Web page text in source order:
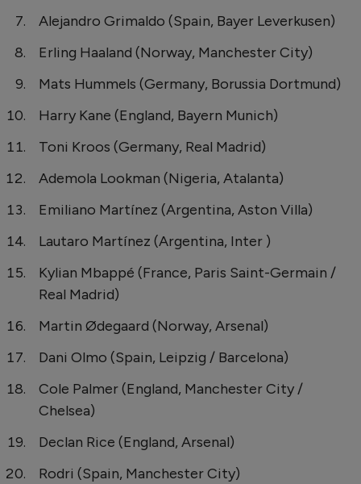
Alejandro Grimaldo (Spain, Bayer Leverkusen)
Erling Haaland (Norway, Manchester City)
Mats Hummels (Germany, Borussia Dortmund)
Harry Kane (England, Bayern Munich)
Toni Kroos (Germany, Real Madrid)
Ademola Lookman (Nigeria, Atalanta)
Emiliano Martínez (Argentina, Aston Villa)
Lautaro Martínez (Argentina, Inter )
Kylian Mbappé (France, Paris Saint-Germain /
Real Madrid)
Martin Ødegaard (Norway, Arsenal)
Dani Olmo (Spain, Leipzig / Barcelona)
Cole Palmer (England, Manchester City /
Chelsea)
Declan Rice (England, Arsenal)
Rodri (Spain, Manchester City)